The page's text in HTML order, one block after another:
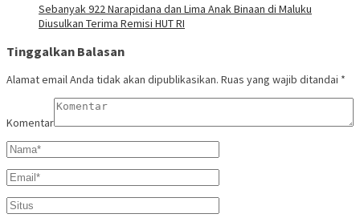
Sebanyak 922 Narapidana dan Lima Anak Binaan di Maluku
Diusulkan Terima Remisi HUT RI
Tinggalkan Balasan
Alamat email Anda tidak akan dipublikasikan. Ruas yang wajib ditandai *
Komentar